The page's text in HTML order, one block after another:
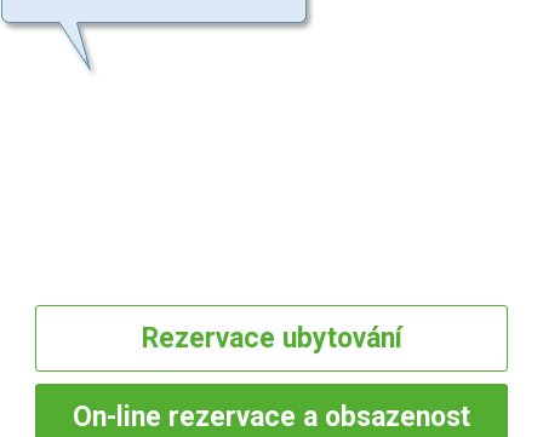
Rezervace ubytování
On-line rezervace a obsazenost